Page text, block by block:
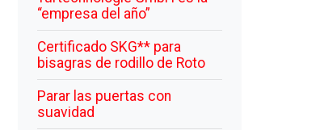
“empresa del año”
Certificado SKG** para
bisagras de rodillo de Roto
Parar las puertas con
suavidad